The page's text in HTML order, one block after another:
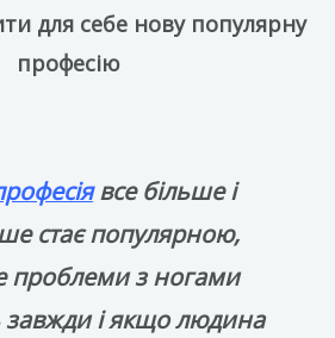
для себе нову популярну
професію
все більше і
стає популярною,
проблеми з ногами
завжди і якщо людина